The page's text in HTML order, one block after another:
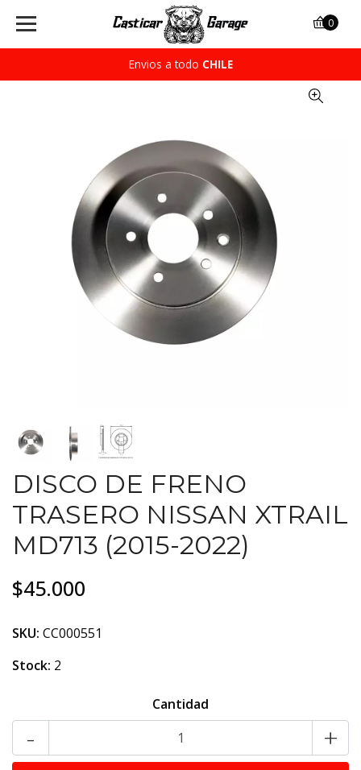
Envios a todo CHILE
0
DISCO DE FRENO
TRASERO NISSAN XTRAIL
MD713 (2015-2022)
$45.000
SKU: CC000551
Stock: 2
Cantidad
- +